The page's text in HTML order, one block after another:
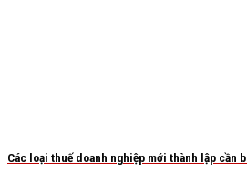
Các loại thuế doanh nghiệp mới thành lập cần